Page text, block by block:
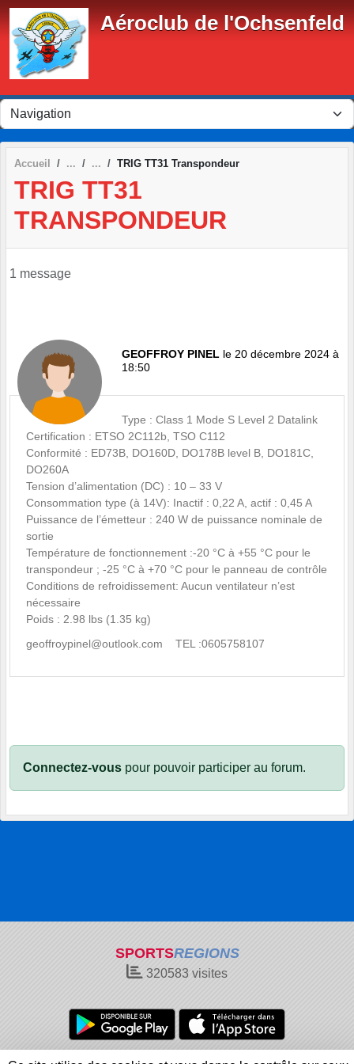
Aéroclub de l'Ochsenfeld
Accueil TRIG TT31 Transpondeur
TRIG TT31
TRANSPONDEUR
1 message
GEOFFROY PINEL le 20 décembre 2024 à
18:50
Type : Class 1 Mode S Level 2 Datalink
Certification : ETSO 2C112b, TSO C112
Conformité : ED73B, DO160D, DO178B level B, DO181C,
DO260A
Tension d’alimentation (DC) : 10 – 33 V
Consommation type (à 14V): Inactif : 0,22 A, actif : 0,45 A
Puissance de l’émetteur : 240 W de puissance nominale de
sortie
Température de fonctionnement :-20 °C à +55 °C pour le
transpondeur ; -25 °C à +70 °C pour le panneau de contrôle
Conditions de refroidissement: Aucun ventilateur n’est
nécessaire
Poids : 2.98 lbs (1.35 kg)
geoffroypinel@outlook.com TEL :0605758107
Connectez-vous pour pouvoir participer au forum.
SPORTSREGIONS
320583 visites
Panneau de gestion des cookies